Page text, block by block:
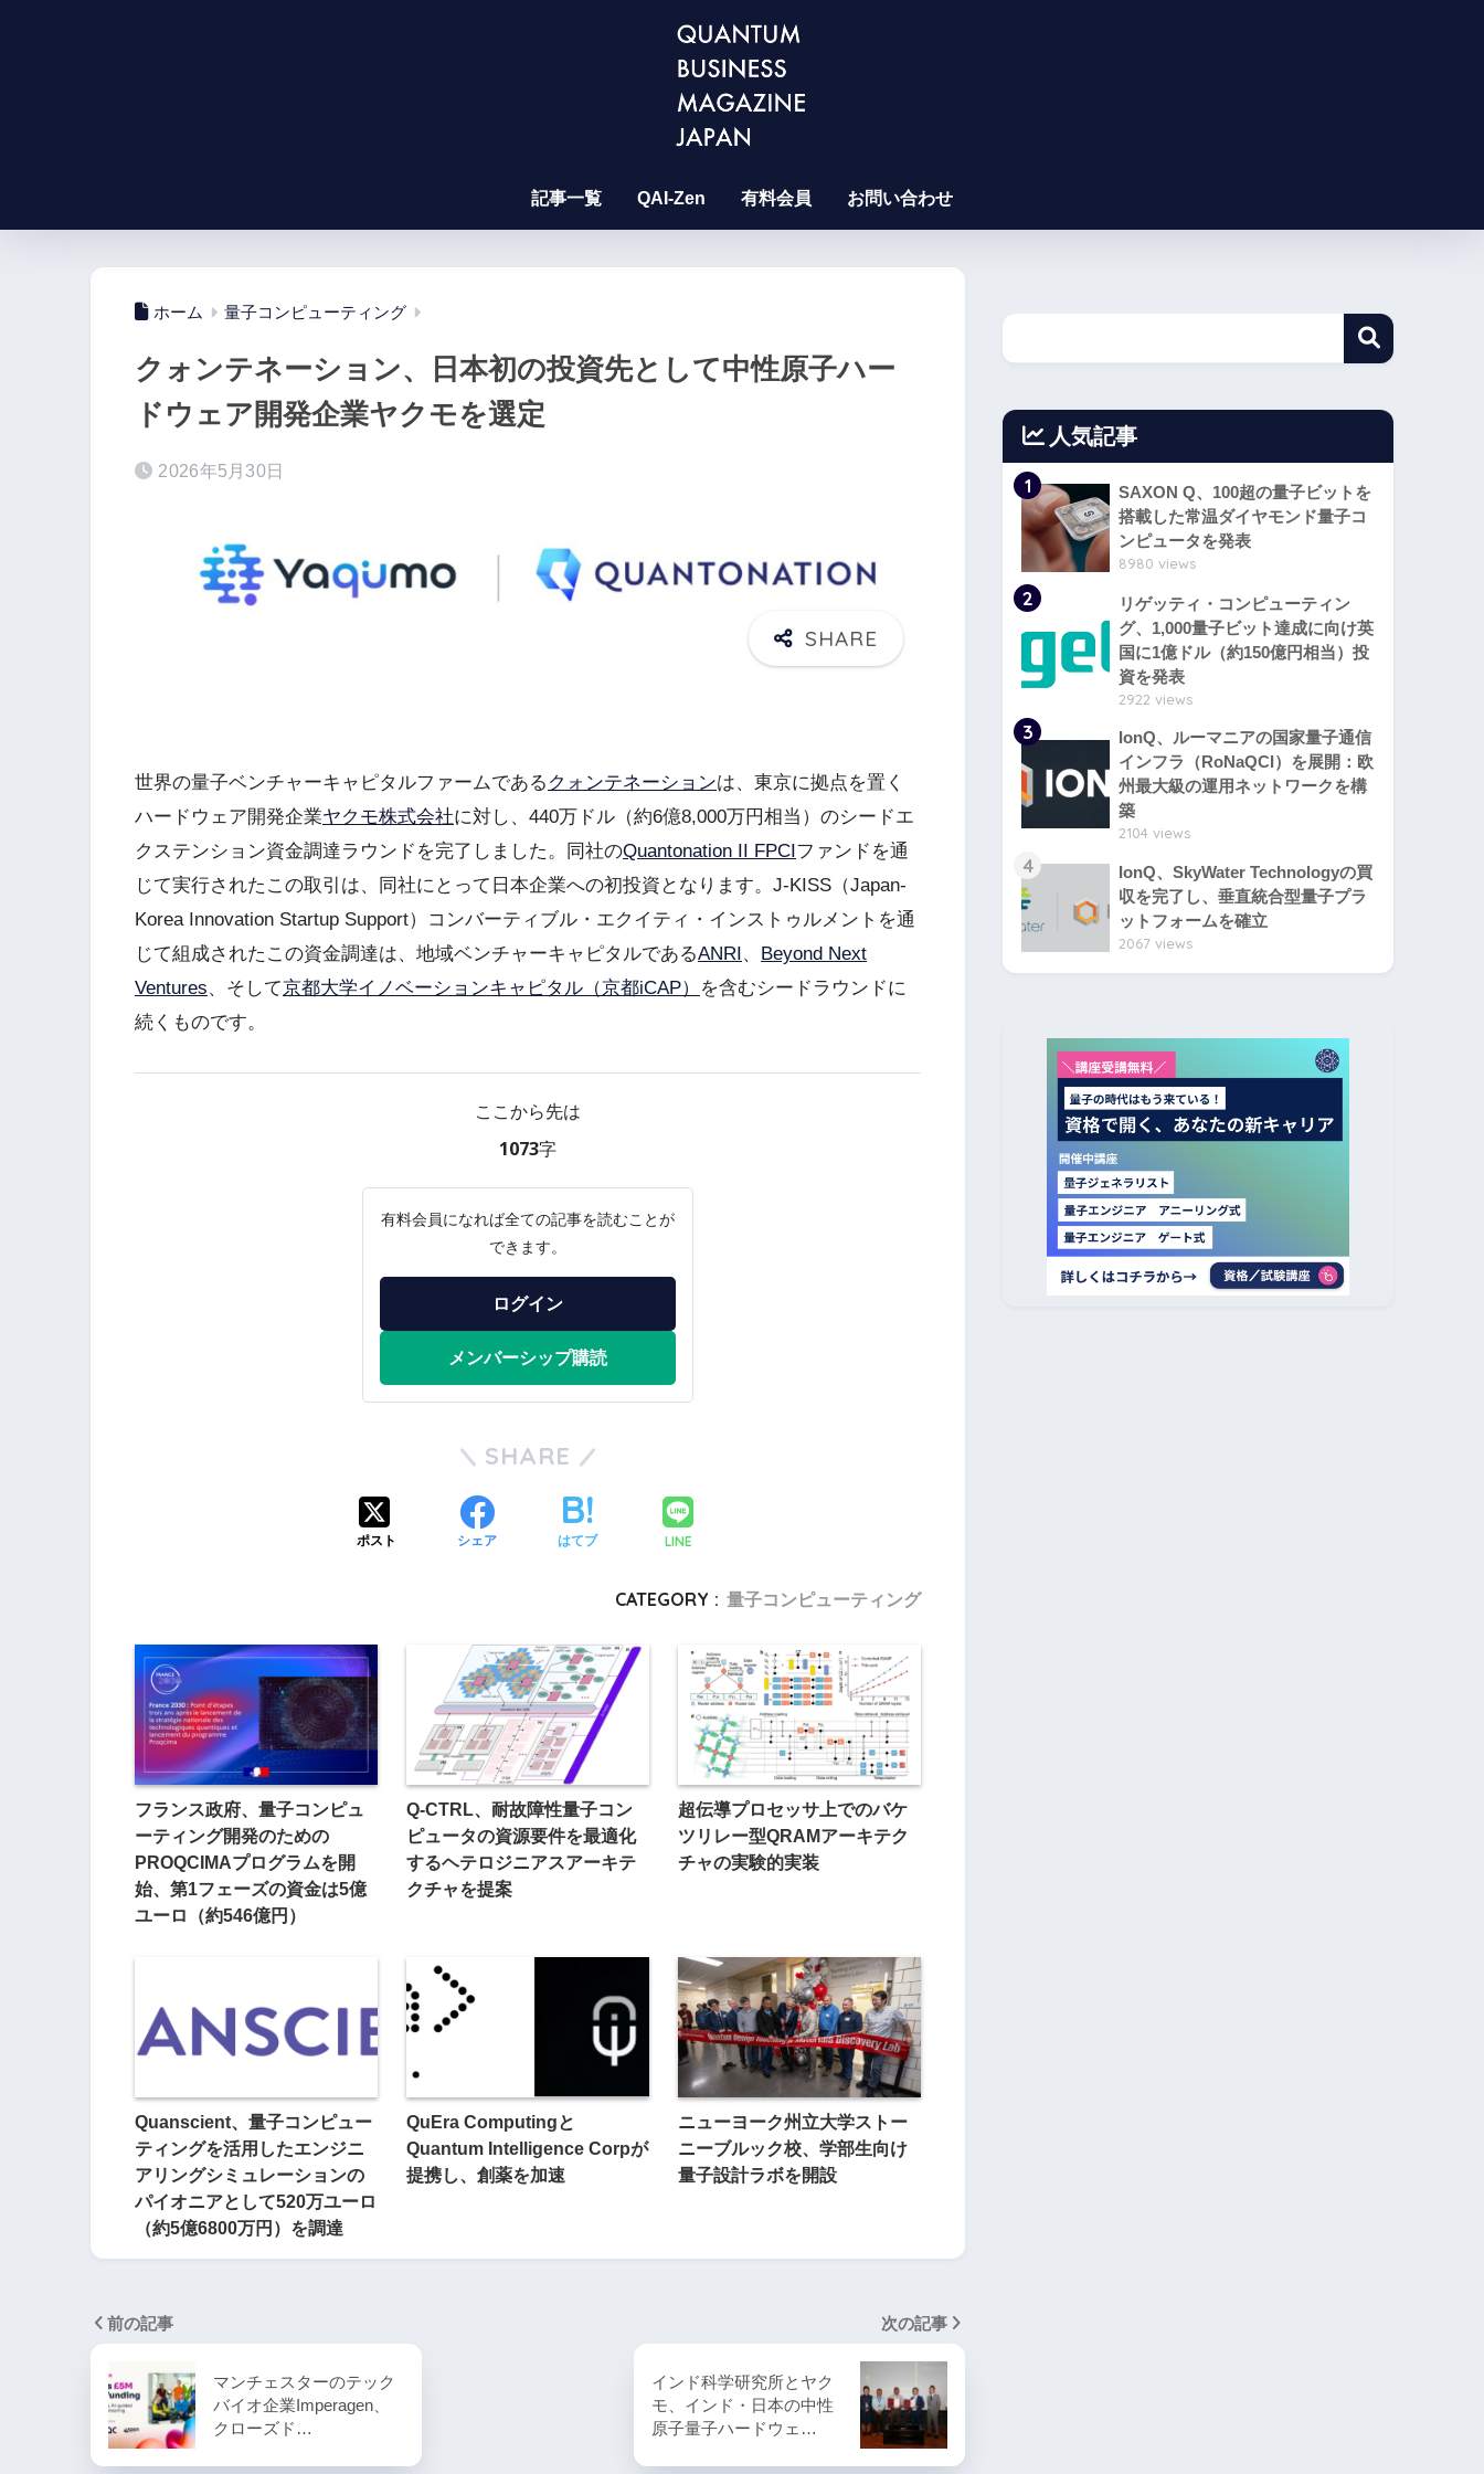
記事一覧 QAI-Zen 有料会員 お問い合わせ
ホーム 量子コンピューティング
クォンテネーション、日本初の投資先として中性原子ハー
ドウェア開発企業ヤクモを選定
2026年5月30日
世界の量子ベンチャーキャピタルファームである クォンテネーションは、東京に拠点を置く
ハードウェア開発企業ヤクモ株式会社に対し、440万ドル（約6億8,000万円相当）のシードエ
クステンション資金調達ラウンドを完了しました。同社のQuantonation II FPCI ファンドを通
じて実行されたこの取引は、同社にとって日本企業への初投資となります。J-KISS（Japan-
Korea Innovation Startup Support）コンバーティブル・エクイティ・インストゥルメントを通
じて組成されたこの資金調達は、地域ベンチャーキャピタルであるANRI 、
Beyond Next
Ventures、そして京都大学イノベーションキャピタル（京都iCAP）
を含むシードラウンドに
続くものです。
ここから先は
1073字
有料会員になれば全ての記事を読むことが
できます。
ログイン
メンバーシップ購読
SHARE
ポスト シェア はてブ LINE
CATEGORY : 量子コンピューティング
フランス政府、量子コンピュ
ーティング開発のための
PROQCIMAプログラムを開
始、第1フェーズの資金は5億
ユーロ（約546億円）
Q-CTRL、耐故障性量子コン
ピュータの資源要件を最適化
するヘテロジニアスアーキテ
クチャを提案
超伝導プロセッサ上でのバケ
ツリレー型QRAMアーキテク
チャの実験的実装
Quanscient、量子コンピュー
ティングを活用したエンジニ
アリングシミュレーションの
パイオニアとして520万ユーロ
（約5億6800万円）を調達
QuEra Computingと
Quantum Intelligence Corpが
提携し、創薬を加速
ニューヨーク州立大学ストー
ニーブルック校、学部生向け
量子設計ラボを開設
前の記事
マンチェスターのテック
バイオ企業Imperagen、
クローズド…
次の記事
インド科学研究所とヤク
モ、インド・日本の中性
原子量子ハードウェ…
人気記事
1
SAXON Q、100超の量子ビットを
搭載した常温ダイヤモンド量子コ
ンピュータを発表
8980 views
2
リゲッティ・コンピューティン
グ、1,000量子ビット達成に向け英
国に1億ドル（約150億円相当）投
資を発表
2922 views
3
IonQ、ルーマニアの国家量子通信
インフラ（RoNaQCI）を展開：欧
州最大級の運用ネットワークを構
築
2104 views
4
IonQ、SkyWater Technologyの買
収を完了し、垂直統合型量子プラ
ットフォームを確立
2067 views